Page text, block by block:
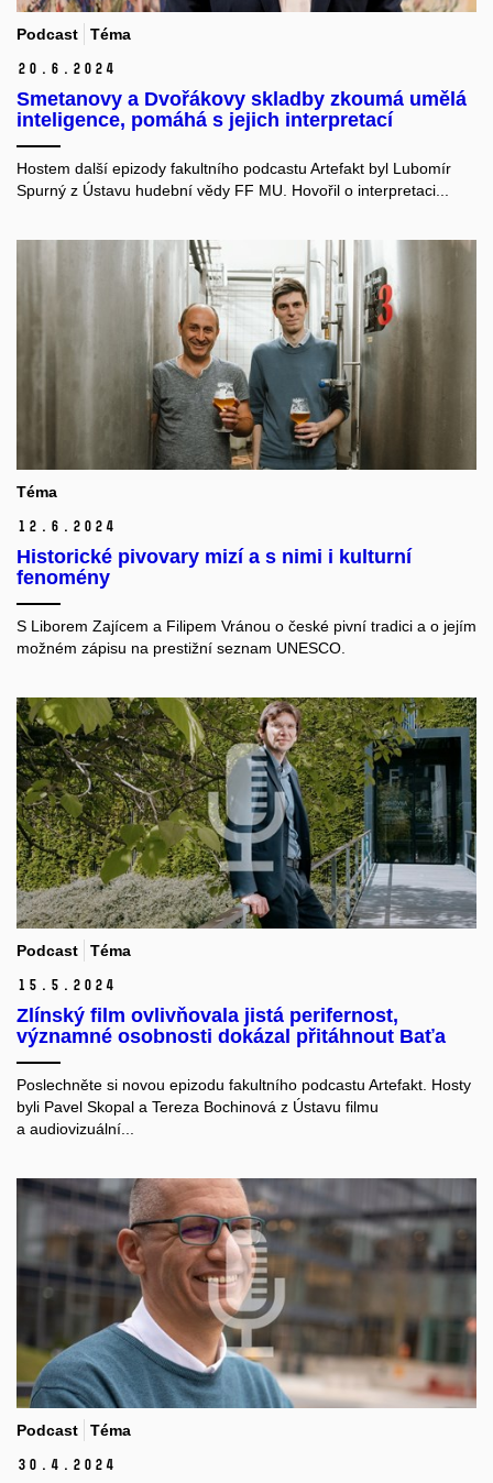
Podcast Téma
20. 6. 2024
Smetanovy a Dvořákovy skladby zkoumá umělá
inteligence, pomáhá s jejich interpretací
Hostem další epizody fakultního podcastu Artefakt byl Lubomír
Spurný z Ústavu hudební vědy FF MU. Hovořil o interpretaci...
Téma
12. 6. 2024
Historické pivovary mizí a s nimi i kulturní
fenomény
S Liborem Zajícem a Filipem Vránou o české pivní tradici a o jejím
možném zápisu na prestižní seznam UNESCO.
Podcast Téma
15. 5. 2024
Zlínský film ovlivňovala jistá perifernost,
významné osobnosti dokázal přitáhnout Baťa
Poslechněte si novou epizodu fakultního podcastu Artefakt. Hosty
byli Pavel Skopal a Tereza Bochinová z Ústavu filmu
a audiovizuální...
Podcast Téma
30. 4. 2024